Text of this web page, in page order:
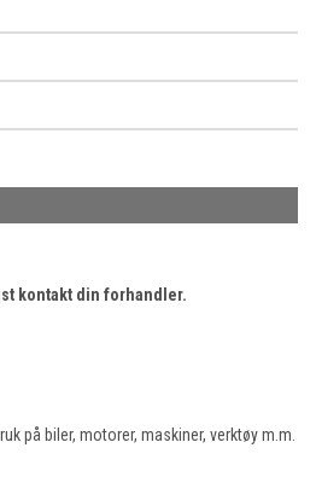
kontakt din forhandler.
på biler, motorer, maskiner, verktøy m.m.